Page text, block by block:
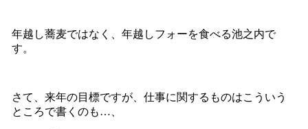
年越し蕎麦ではなく、年越しフォーを食べる池之内で
す。
さて、来年の目標ですが、仕事に関するものはこういう
ところで書くのも…、